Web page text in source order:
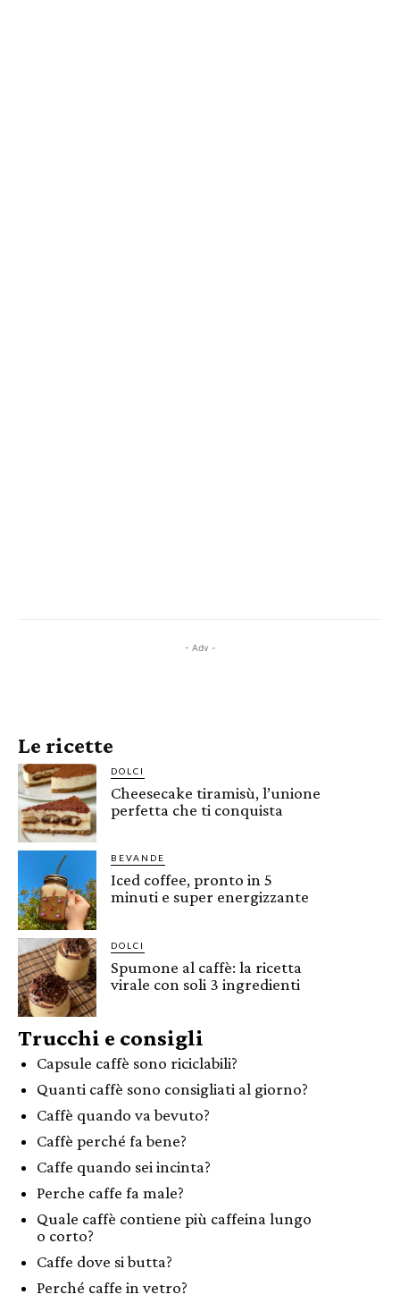
- Adv -
Le ricette
DOLCI
Cheesecake tiramisù, l’unione
perfetta che ti conquista
BEVANDE
Iced coffee, pronto in 5
minuti e super energizzante
DOLCI
Spumone al caffè: la ricetta
virale con soli 3 ingredienti
Trucchi e consigli
Capsule caffè sono riciclabili?
Quanti caffè sono consigliati al giorno?
Caffè quando va bevuto?
Caffè perché fa bene?
Caffe quando sei incinta?
Perche caffe fa male?
Quale caffè contiene più caffeina lungo
o corto?
Caffe dove si butta?
Perché caffe in vetro?